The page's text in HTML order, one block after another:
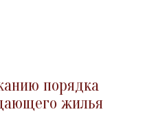
порядка
жилья